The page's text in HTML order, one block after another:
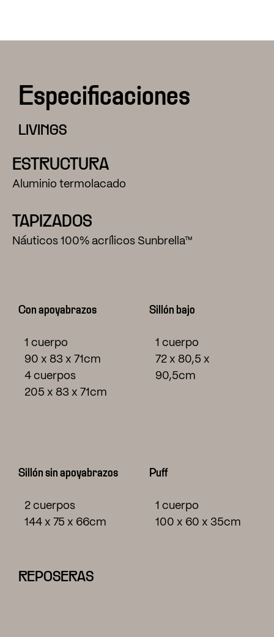
Especificaciones
LIVINGS
ESTRUCTURA
Aluminio termolacado
TAPIZADOS
Náuticos 100% acrílicos Sunbrella™
Con apoyabrazos
1 cuerpo
90 x 83 x 71cm
4 cuerpos
205 x 83 x 71cm
Sillón bajo
1 cuerpo
72 x 80,5 x
90,5cm
Sillón sin apoyabrazos
2 cuerpos
144 x 75 x 66cm
Puff
1 cuerpo
100 x 60 x 35cm
REPOSERAS